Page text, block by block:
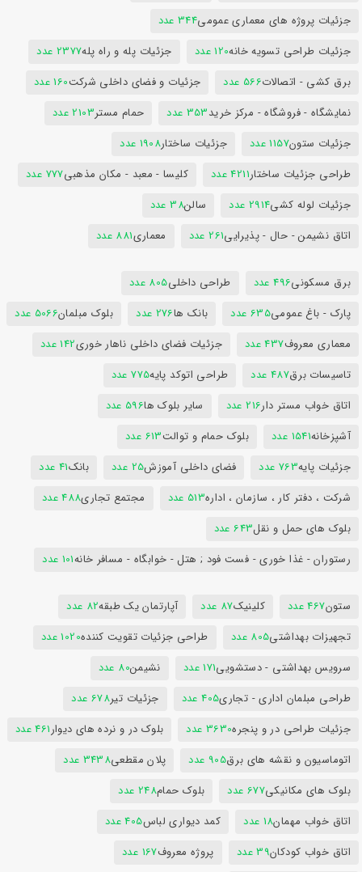
جزئیات پروژه های معماری عمومی344 عدد
جزئیات طراحی تسویه خانه120 عدد جزئیات پله و راه پله2377 عدد
برق کشی - اتصالات566 عدد جزئیات و فضای داخلی شرکت160 عدد
نمایشگاه - فروشگاه - مرکز خرید353 عدد حمام مستر2103 عدد
جزئیات ستون1157 عدد جزئیات ساختار1908 عدد
طراحی جزئیات ساختار4211 عدد کلیسا - معبد - مکان مذهبی777 عدد
جزئیات لوله کشی2914 عدد سالن38 عدد
اتاق نشیمن - حال - پذیرایی261 عدد معماری881 عدد
برق مسکونی496 عدد طراحی داخلی805 عدد
پارک - باغ عمومی635 عدد بانک ها276 عدد بلوک مبلمان5066 عدد
معماری معروف437 عدد جزئیات فضای داخلی ناهار خوری142 عدد
تاسیسات برق487 عدد طراحی اتوکد پایه775 عدد
اتاق خواب مستر دار216 عدد سایر بلوک ها596 عدد
آشپزخانه1541 عدد بلوک حمام و توالت613 عدد
جزئیات پایه763 عدد فضای داخلی آموزش25 عدد بانک41 عدد
شرکت ، دفتر کار ، سازمان ، اداره513 عدد مجتمع تجاری488 عدد
بلوک های حمل و نقل643 عدد
رستوران - غذا خوری - فست فود ; هتل - خوابگاه - مسافر خانه101 عدد
ستون467 عدد کلینیک87 عدد آپارتمان یک طبقه82 عدد
تجهیزات بهداشتی805 عدد طراحی جزئیات تقویت کننده1020 عدد
سرویس بهداشتی - دستشویی171 عدد نشیمن80 عدد
طراحی مبلمان اداری - تجاری405 عدد جزئیات تیر678 عدد
جزئیات طراحی در و پنجره3630 عدد بلوک در و نرده های دیوار461 عدد
اتوماسیون و نقشه های برق905 عدد پلان مقطعی3438 عدد
بلوک های مکانیکی677 عدد بلوک حمام248 عدد
اتاق خواب مهمان18 عدد کمد دیواری لباس405 عدد
اتاق خواب کودکان39 عدد پروژه معروف167 عدد